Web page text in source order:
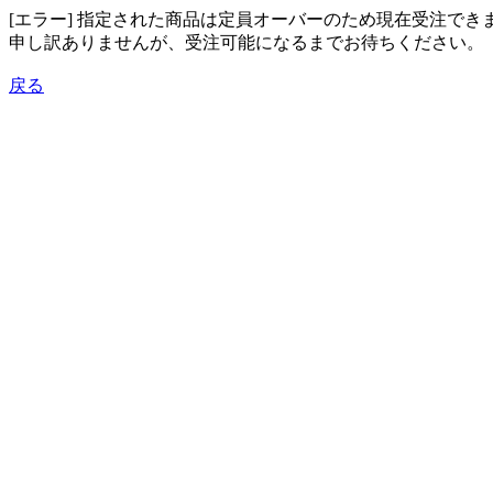
[エラー] 指定された商品は定員オーバーのため現在受注でき
申し訳ありませんが、受注可能になるまでお待ちください。
戻る